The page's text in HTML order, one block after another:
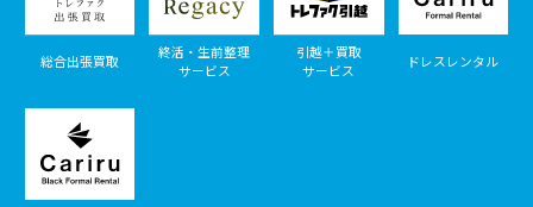
総合出張買取
終活・生前整理
サービス
引越＋買取
サービス
ドレスレンタル